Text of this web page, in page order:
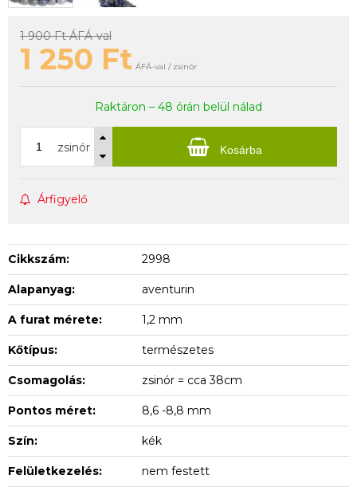
1 900 FtÁFÁ-val
1 250 Ft ÁFÁ-val / zsinór
Raktáron – 48 órán belül nálad
zsinór Kosárba
Árfigyelő
Cikkszám: 2998
Alapanyag: aventurin
A furat mérete: 1,2 mm
Kőtípus: természetes
Csomagolás: zsinór = cca 38cm
Pontos méret: 8,6 -8,8 mm
Szín: kék
Felületkezelés: nem festett